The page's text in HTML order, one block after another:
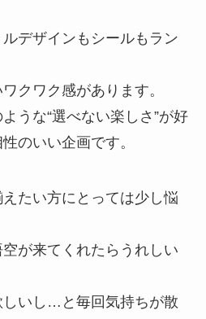
デザインもシールもラン
クワク感があります。
うな“選べない楽しさ”が好
のいい企画です。
たい方にとっては少し悩
が来てくれたらうれしい
しいし…と毎回気持ちが散